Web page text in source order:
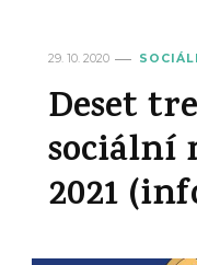
29. 10. 2020
Deset
sociální
2021